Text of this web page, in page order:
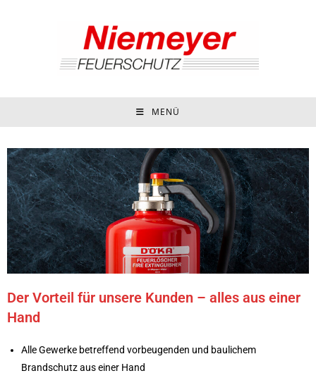
MENÜ
Der Vorteil für unsere Kunden – alles aus einer
Hand
Alle Gewerke betreffend vorbeugenden und baulichem
Brandschutz aus einer Hand